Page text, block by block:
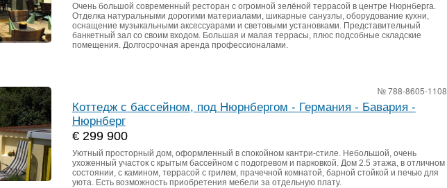
Очень большой современный ресторан с огромной зелёной террасой в центре Нюрнберга.
Отделка натуральными дорогими материалами, шикарные санузлы, оборудование кухни,
оснащение музыкальными аксессуарами и световыми установками. Представительный
банкетный зал со своим входом. Большая и малая террасы, плюс подсобные складские
помещения. Долгосрочная аренда профессионалами.
№ 788-8605-1108
Коттедж с бассейном, под Нюрнбергом - Германия - Бавария -
Нюрнберг
€ 299 900
Уютный просторный дом, оформленный в спокойном кантри-стиле. Небольшой, очень
ухоженный участок с крытым бассейном с подогревом и парковкой. Дом 2.5 этажа, в отличном
состоянии, с камином, террасой с грилем, прачечной комнатой, барной стойкой и печью для
уюта. Есть возможность приобретения мебели за отдельную плату.